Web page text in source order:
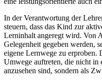
In der Verantwortung der
steuern, dass das Kind zur
Lerninhalt angeregt wird. Von
Gelegenheit gegeben werden,
eigene Lernwege zu erproben.
Umwege auftreten, die nicht in
anzusehen sind, sondern als